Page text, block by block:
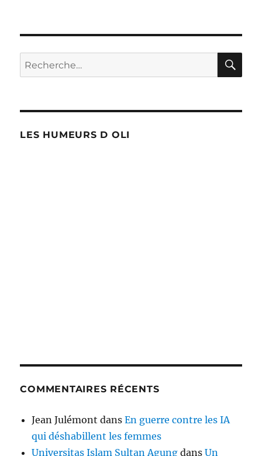
le
Qatar
!
Recherche
pour :
LES HUMEURS D OLI
COMMENTAIRES RÉCENTS
Jean Julémont dansEn guerre contre les IA
qui déshabillent les femmes
Universitas Islam Sultan Agung dansUn